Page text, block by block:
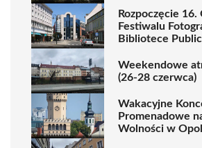
Rozpoczęcie 16.
Festiwalu
Bibliotece
Weekendowe
(26-28 czerwca)
Wakacyjne
Promenadowe
Wolności w